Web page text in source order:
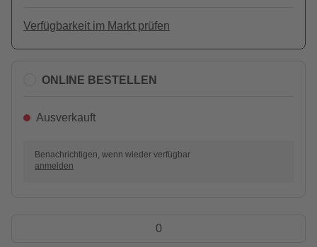
Verfügbarkeit im Markt prüfen
ONLINE BESTELLEN
Ausverkauft
Benachrichtigen, wenn wieder verfügbar
anmelden